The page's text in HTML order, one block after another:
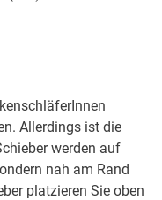
Allerdings ist die
werden auf
nah am Rand
platzieren Sie oben